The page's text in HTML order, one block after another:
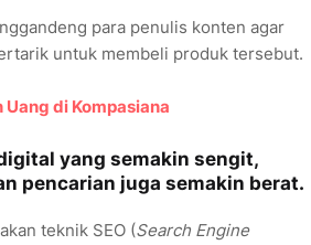
para penulis konten agar
untuk membeli produk tersebut.
di Kompasiana
yang semakin sengit,
pencarian juga semakin berat.
teknik SEO (Search Engine